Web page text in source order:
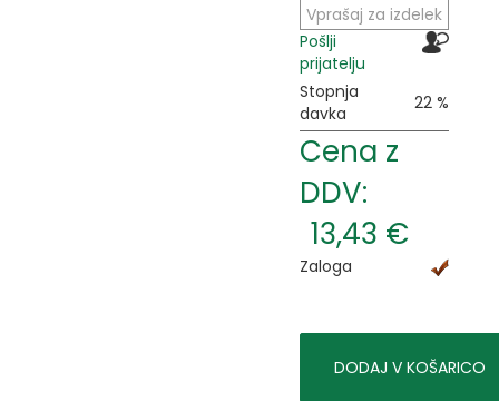
Vprašaj za izdelek
Pošlji
prijatelju
Stopnja
davka
22 %
Cena z
DDV:
13,43 €
Zaloga
DODAJ V KOŠARICO